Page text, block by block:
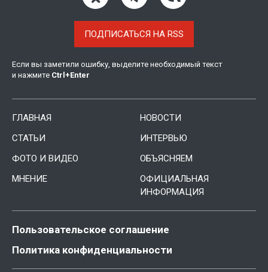
ПОДПИСАТЬСЯ НА RSS
Если вы заметили ошибку, выделите необходимый текст
и нажмите Ctrl +Enter
ГЛАВНАЯ
НОВОСТИ
СТАТЬИ
ИНТЕРВЬЮ
ФОТО И ВИДЕО
ОБЪЯСНЯЕМ
МНЕНИЕ
ОФИЦИАЛЬНАЯ
ИНФОРМАЦИЯ
Пользовательское соглашение
Политика конфиденциальности